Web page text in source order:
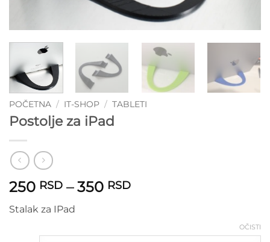
POČETNA / IT-SHOP / TABLETI
Postolje za iPad
250 RSD – 350 RSDRaspon
Stalak za IPad
OČISTI